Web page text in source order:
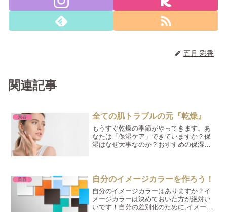
五月 彩香
関連記事
美容 全ての肌トラブルの元『乾燥』
もうすぐ乾燥の季節がやってきます。あ
なたは「保湿ケア」できていますか？保
湿はなぜ大事なのか？おすすめの保湿成
美容 自分のイメージカラーを作ろう！
自分のイメージカラーはありますか？イ
メージカラーは決めておいた方が絶対い
いです！自分の差別化のために,イメージ